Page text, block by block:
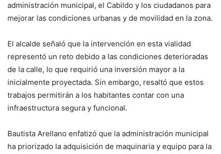
administración municipal, el Cabildo y los ciudadanos para
mejorar las condiciones urbanas y de movilidad en la zona.
El alcalde señaló que la intervención en esta vialidad
representó un reto debido a las condiciones deterioradas
de la calle, lo que requirió una inversión mayor a la
inicialmente proyectada. Sin embargo, resaltó que estos
trabajos permitirán a los habitantes contar con una
infraestructura segura y funcional.
Bautista Arellano enfatizó que la administración municipal
ha priorizado la adquisición de maquinaria y equipo para la